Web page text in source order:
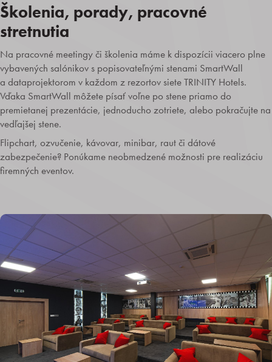
Školenia, porady, pracovné
stretnutia
Na pracovné meetingy či školenia máme k dispozícii viacero plne
vybavených salónikov s popisovateľnými stenami SmartWall
a dataprojektorom v každom z rezortov siete TRINITY Hotels.
Vďaka SmartWall môžete písať voľne po stene priamo do
premietanej prezentácie, jednoducho zotriete, alebo pokračujte na
vedľajšej stene.
Flipchart, ozvučenie, kávovar, minibar, raut či dátové
zabezpečenie? Ponúkame neobmedzené možnosti pre realizáciu
firemných eventov.